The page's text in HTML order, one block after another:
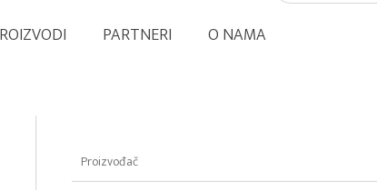
PARTNERI O NAMA
Proizvođač